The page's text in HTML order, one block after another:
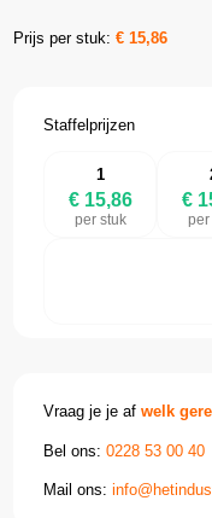
Prijs per stuk:€15,86
Staffelprijzen
1
€ 15,86
per stuk
€
per
Vraag je je afwelk
Bel ons:0228 53 00 40
Mail ons: